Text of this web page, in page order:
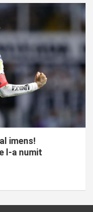
imens!
l-a numit